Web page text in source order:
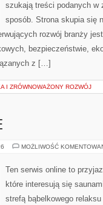
szukają treści podanych w
sposób. Strona skupia się
rozwój branży
bezpieczeństwie,
z […]
I ZRÓWNOWAŻONY ROZWÓJ
MOŻLIWOŚĆ
Ten serwis online to
które interesują się
strefą bąbelkowego